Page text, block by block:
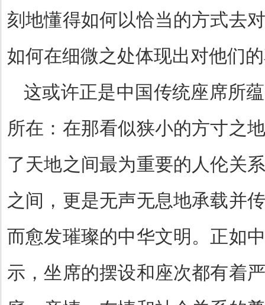
刻地懂得如何以恰当的方式去
如何在细微之处体现出对他们
这或许正是中国传统座席所
所在：在那看似狭小的方寸之
了天地之间最为重要的人伦关
之间，更是无声无息地承载并
而愈发璀璨的中华文明。正如
示，坐席的摆设和座次都有着